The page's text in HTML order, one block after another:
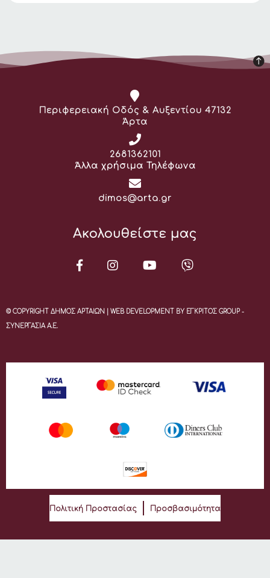
Διεύθυνση:
Περιφερειακή Οδός & Αυξεντίου 47132
Άρτα
Τηλέφωνο:
2681362101
Άλλα χρήσιμα Τηλέφωνα
Email:
dimos@arta.gr
Ακολουθείστε μας
© COPYRIGHT ΔΗΜΟΣ ΑΡΤΑΙΩΝ | WEB DEVELOPMENT BY ΕΓΚΡΙΤΟΣ GROUP -
ΣΥΝΕΡΓΑΣΙΑ Α.Ε.
Πολιτική Προστασίας Προσβασιμότητα